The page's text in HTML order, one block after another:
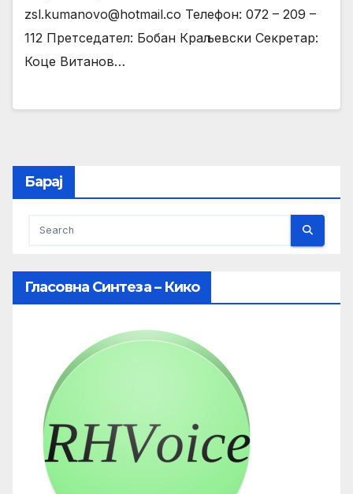
zsl.kumanovo@hotmail.co Телефон: 072 – 209 –
112 Претседател: Бобан Краљевски Секретар:
Коце Витанов…
Барај
Гласовна Синтеза – Кико